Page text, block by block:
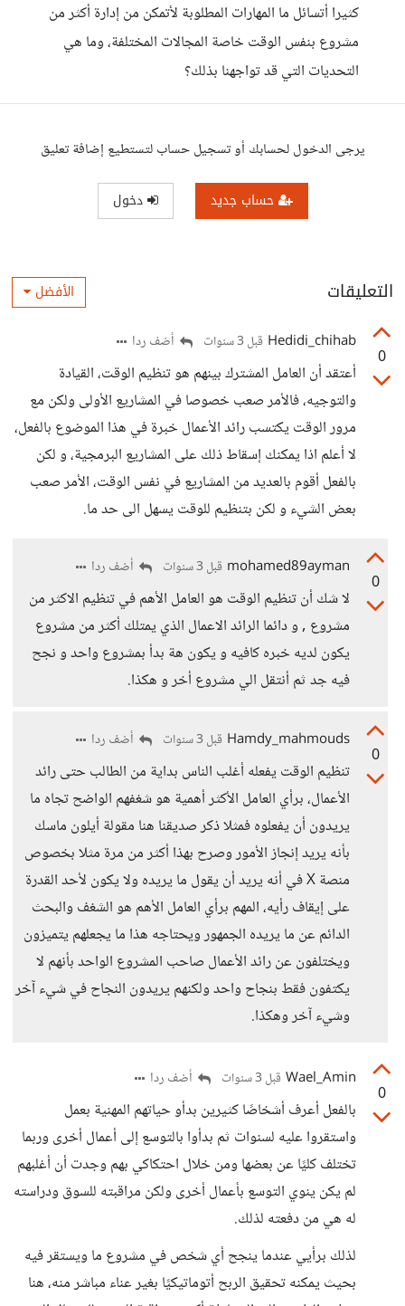
كثيرا أتسائل ما المهارات المطلوبة لأتمكن من إدارة أكثر من
مشروع بنفس الوقت خاصة المجالات المختلفة، وما هي
التحديات التي قد تواجهنا بذلك؟
يرجى الدخول لحسابك أو تسجيل حساب لتستطيع إضافة تعليق
حساب جديد دخول
التعليقات الأفضل
0
Hedidi_chihab قبل 3 سنوات أضف ردا
أعتقد أن العامل المشترك بينهم هو تنظيم الوقت، القيادة
والتوجيه، فالأمر صعب خصوصا في المشاريع الأولى ولكن مع
مرور الوقت يكتسب رائد الأعمال خبرة في هذا الموضوع بالفعل،
لا أعلم اذا يمكنك إسقاط ذلك على المشاريع البرمجية، و لكن
بالفعل أقوم بالعديد من المشاريع في نفس الوقت، الأمر صعب
بعض الشيء و لكن بتنظيم للوقت يسهل الى حد ما.
0
mohamed89ayman قبل 3 سنوات أضف ردا
لا شك أن تنظيم الوقت هو العامل الأهم في تنظيم الاكثر من
مشروع , و دائما الرائد الاعمال الذي يمتلك أكثر من مشروع
يكون لديه خبره كافيه و يكون هة بدأ بمشروع واحد و نجح
فيه جد ثم أنتقل الي مشروع أخر و هكذا.
0
Hamdy_mahmouds قبل 3 سنوات أضف ردا
تنظيم الوقت يفعله أغلب الناس بداية من الطالب حتى رائد
الأعمال، برأي العامل الأكثر أهمية هو شغفهم الواضح تجاه ما
يريدون أن يفعلوه فمثلا ذكر صديقنا هنا مقولة أيلون ماسك
بأنه يريد إنجاز الأمور وصرح بهذا أكثر من مرة مثلا بخصوص
منصة X في أنه يريد أن يقول ما يريده ولا يكون لأحد القدرة
على إيقاف رأيه، المهم برأي العامل الأهم هو الشغف والبحث
الدائم عن ما يريده الجمهور ويحتاجه هذا ما يجعلهم يتميزون
ويختلفون عن رائد الأعمال صاحب المشروع الواحد بأنهم لا
يكتفون فقط بنجاح واحد ولكنهم يريدون النجاح في شيء آخر
وشيء آخر وهكذا.
0
Wael_Amin قبل 3 سنوات أضف ردا
بالفعل أعرف أشخاصًا كثيرين بدأو حياتهم المهنية بعمل
واستقروا عليه لسنوات ثم بدأوا بالتوسع إلى أعمال أخرى وربما
تختلف كليًا عن بعضها ومن خلال احتكاكي بهم وجدت أن أغلبهم
لم يكن ينوي التوسع بأعمال أخرى ولكن مراقبته للسوق ودراسته
له هي من دفعته لذلك.
لذلك برأيي عندما ينجح أي شخص في مشروع ما ويستقر فيه
بحيث يمكنه تحقيق الربح أتوماتيكيًا بغير عناء مباشر منه، هنا